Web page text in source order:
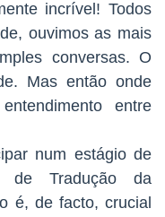
incrível! Todos
ouvimos as mais
conversas. O
Mas então onde
entre
num estágio de
de Tradução da
é, de facto, crucial